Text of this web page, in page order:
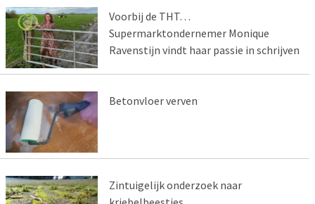
Voorbij de THT…
Supermarktondernemer Monique
Ravenstijn vindt haar passie in schrijven
Betonvloer verven
Zintuigelijk onderzoek naar